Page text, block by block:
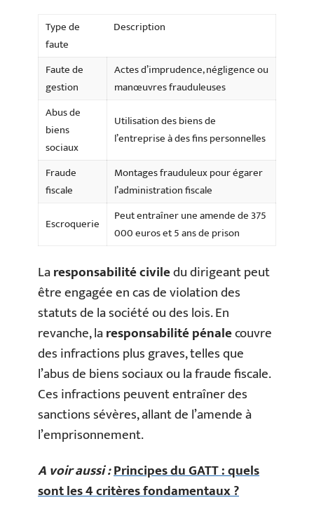
Type de
faute
Description
Faute de
gestion
Actes d’imprudence, négligence ou
manœuvres frauduleuses
Abus de
biens
sociaux
Utilisation des biens de
l’entreprise à des fins personnelles
Fraude
fiscale
Montages frauduleux pour égarer
l’administration fiscale
Escroquerie
Peut entraîner une amende de 375
000 euros et 5 ans de prison
Laresponsabilité civiledu dirigeant peut
être engagée en cas de violation des
statuts de la société ou des lois. En
revanche, laresponsabilité pénalecouvre
des infractions plus graves, telles que
l’abus de biens sociaux ou la fraude fiscale.
Ces infractions peuvent entraîner des
sanctions sévères, allant de l’amende à
l’emprisonnement.
A voir aussi :Principes du GATT : quels
sont les 4 critères fondamentaux ?